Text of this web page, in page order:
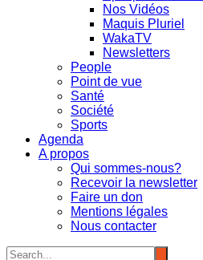
Nos Vidéos
Maquis Pluriel
WakaTV
Newsletters
People
Point de vue
Santé
Société
Sports
Agenda
A propos
Qui sommes-nous?
Recevoir la newsletter
Faire un don
Mentions légales
Nous contacter